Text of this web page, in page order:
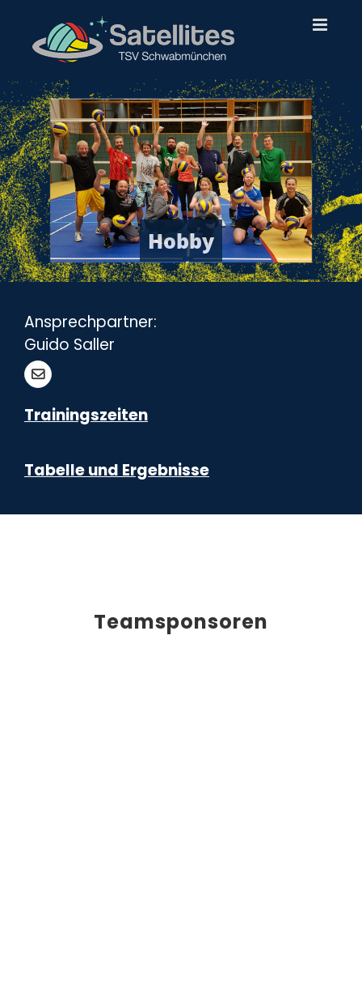
springen
Hobby
Ansprechpartner:
Guido Saller
Trainingszeiten
Tabelle und Ergebnisse
Teamsponsoren